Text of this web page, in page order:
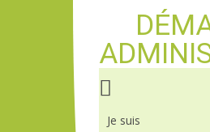
Je suis